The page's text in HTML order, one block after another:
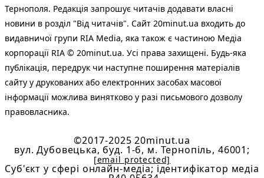
Тернополя. Редакція запрошує читачів додавати власні
новини в розділ "Від читачів". Сайт 20minut.ua входить до
видавничої групи RIA Media, яка також є частиною Медіа
корпорації RIA © 20minut.ua. Усі права захищені. Будь-яка
публiкацiя, передрук чи наступне поширення матеріалів
сайту у друкованих або електронних засобах масової
інформації можлива винятково у разі письмового дозволу
правовласника.
©2017-2025 20minut.ua
вул. Дубовецька, буд. 1-б, м. Тернопіль, 46001;
[email protected]
Cуб'єкт у сфері онлайн-медіа; ідентифікатор медіа